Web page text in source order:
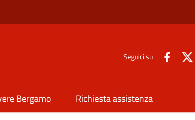
Seguici su
Bergamo Richiesta assistenza